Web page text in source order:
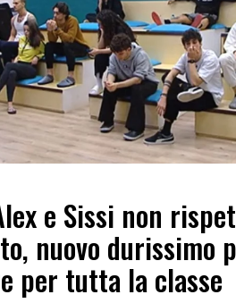
e Sissi non
nuovo durissimo
per tutta la classe